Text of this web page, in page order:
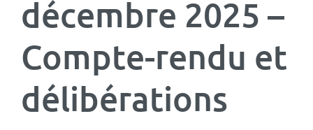
décembre 2025 –
Compte-rendu et
délibérations